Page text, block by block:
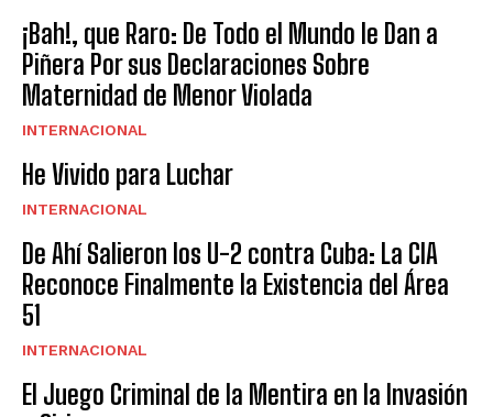
¡Bah!, que Raro: De Todo el Mundo le Dan a
Piñera Por sus Declaraciones Sobre
Maternidad de Menor Violada
INTERNACIONAL
He Vivido para Luchar
INTERNACIONAL
De Ahí Salieron los U-2 contra Cuba: La CIA
Reconoce Finalmente la Existencia del Área
51
INTERNACIONAL
El Juego Criminal de la Mentira en la Invasión